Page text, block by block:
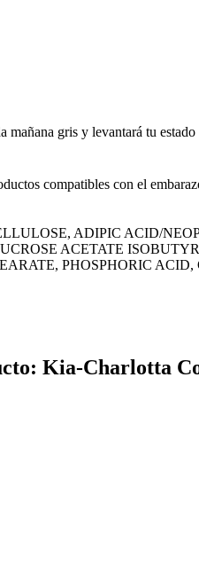
mañana gris y levantará tu
compatibles con el
ADIPIC ACID/
ACETATE
PHOSPHORIC ACID,
Kia-Charlotta